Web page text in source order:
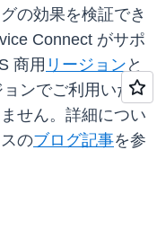
の効果を検証でき
Connect がサポ
商用 リージョン と
ンでご利用いた
せん。詳細につい
のブログ記事を参